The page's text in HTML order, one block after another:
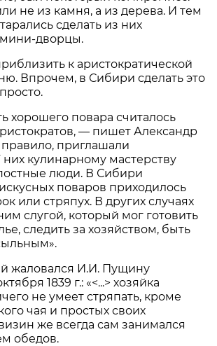
не из камня, а из дерева. И тем
сделать из них
дворцы.
к аристократической
Впрочем, в Сибири сделать это
хорошего повара считалось
— пишет Александр
приглашали
кулинарному мастерству
люди. В Сибири
поваров приходилось
или стряпух. В других случаях
слугой, который мог готовить
следить за хозяйством, быть
жаловался И.И. Пущину
1839 г.: «<...> хозяйка
не умеет стряпать, кроме
чая и простых своих
же всегда сам занимался
обедов.